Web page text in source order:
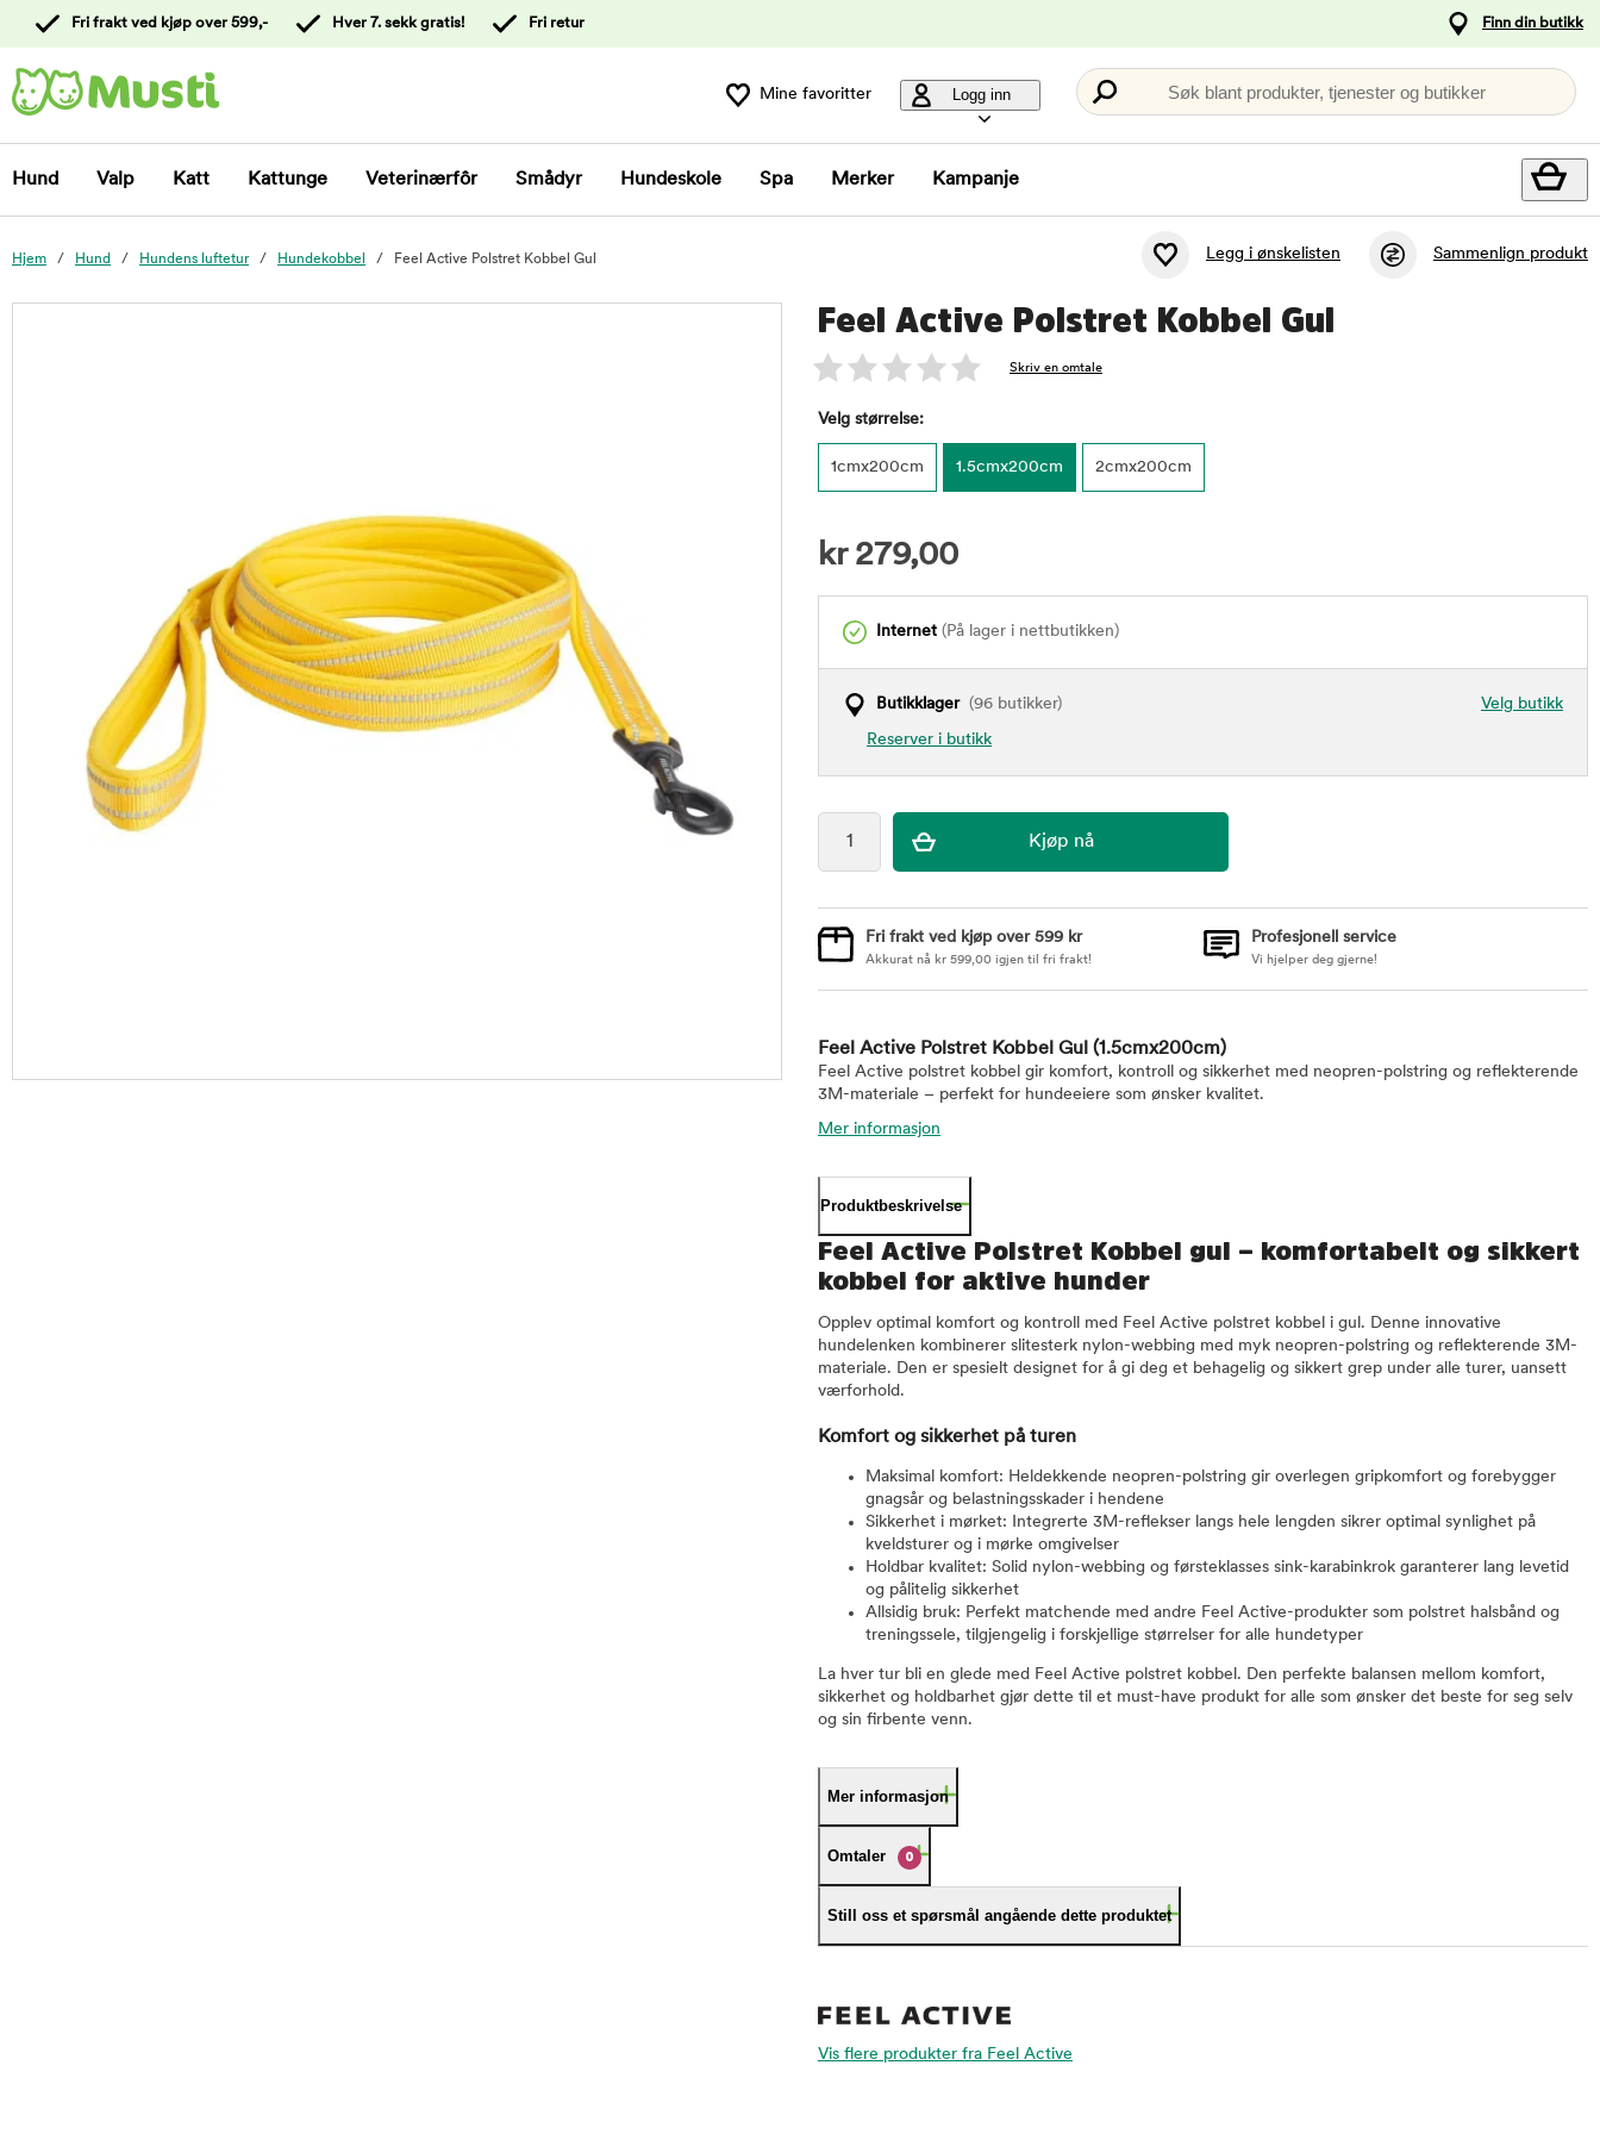
kundeservice
Fri frakt ved kjøp over 599,- Hver 7. sekk gratis! Fri retur Finn din butikk
Mine favoritter Logg inn Søk blant produkter, tjenester og butikker
Hund Valp Katt Kattunge Veterinærfôr Smådyr Hundeskole Spa Merker Kampanje
Hjem Hund Hundens luftetur Hundekobbel Feel Active Polstret Kobbel Gul Legg i ønskelisten Sammenlign produkt
Feel Active Polstret Kobbel Gul
Skriv en omtale
Velg størrelse:
1cmx200cm 1.5cmx200cm 2cmx200cm
kr 279,00
Internet (På lager i nettbutikken)
Velg butikk
Butikklager(96 butikker)
Reserver i butikk
Fri frakt ved kjøp over 599 kr
Akkurat nå kr 599,00 igjen til fri frakt!
Profesjonell service
Vi hjelper deg gjerne!
Feel Active Polstret Kobbel Gul (1.5cmx200cm)
Feel Active polstret kobbel gir komfort, kontroll og sikkerhet med neopren-polstring og reflekterende
3M-materiale – perfekt for hundeeiere som ønsker kvalitet.
Mer informasjon
Produktbeskrivelse
Feel Active Polstret Kobbel gul – komfortabelt og sikkert
kobbel for aktive hunder
Opplev optimal komfort og kontroll med Feel Active polstret kobbel i gul. Denne innovative
hundelenken kombinerer slitesterk nylon-webbing med myk neopren-polstring og reflekterende 3M-
materiale. Den er spesielt designet for å gi deg et behagelig og sikkert grep under alle turer, uansett
værforhold.
Komfort og sikkerhet på turen
Maksimal komfort: Heldekkende neopren-polstring gir overlegen gripkomfort og forebygger
gnagsår og belastningsskader i hendene
Sikkerhet i mørket: Integrerte 3M-reflekser langs hele lengden sikrer optimal synlighet på
kveldsturer og i mørke omgivelser
Holdbar kvalitet: Solid nylon-webbing og førsteklasses sink-karabinkrok garanterer lang levetid
og pålitelig sikkerhet
Allsidig bruk: Perfekt matchende med andre Feel Active-produkter som polstret halsbånd og
treningssele, tilgjengelig i forskjellige størrelser for alle hundetyper
La hver tur bli en glede med Feel Active polstret kobbel. Den perfekte balansen mellom komfort,
sikkerhet og holdbarhet gjør dette til et must-have produkt for alle som ønsker det beste for seg selv
og sin firbente venn.
Mer informasjon
Omtaler 0
Still oss et spørsmål angående dette produktet
Vis flere produkter fra Feel Active